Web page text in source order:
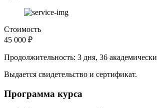
Стоимость
45 000 ₽
Продолжительность: 3 дня, 36
Выдается свидетельство и сертификат.
Программа курса